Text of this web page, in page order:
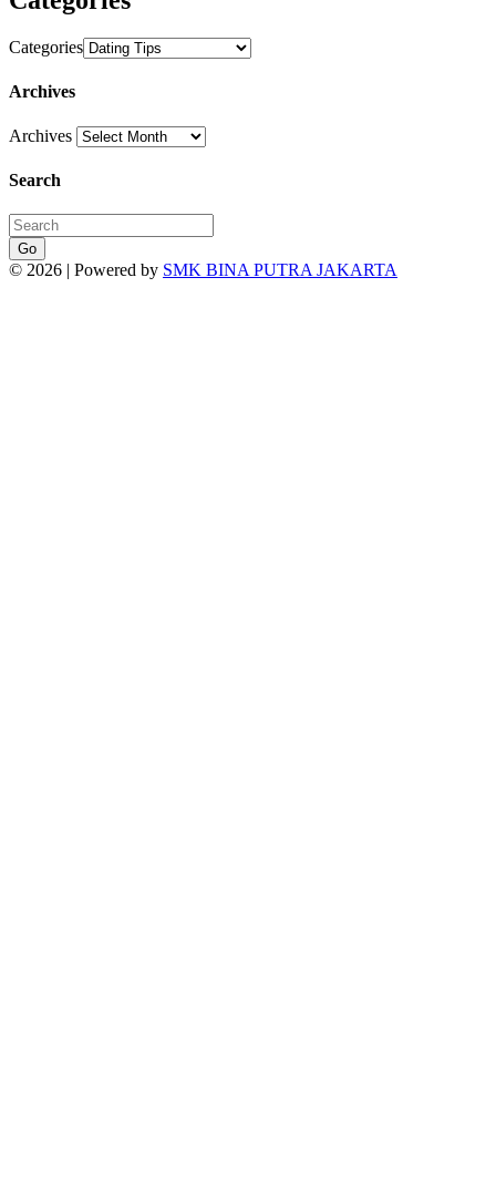
Categories
Archives
Archives
Search
Go
© 2026 | Powered by SMK BINA PUTRA JAKARTA